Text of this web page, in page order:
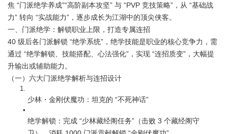
焦 “门派绝学养成”“高阶副本攻坚” 与 “PVP 竞技策略”，从 “基础战
力” 转向 “实战能力”，逐步成长为江湖中的顶尖侠客。
一、门派绝学：解锁职业上限，打造专属连招
40 级后各门派解锁 “绝学系统”，绝学技能是职业的核心竞争力，需
通过 “绝学解锁、技能搭配、心法强化”，实现 “连招质变”，大幅提
升输出或辅助能力。
（一）六大门派绝学解析与连招设计
少林・金刚伏魔功：坦克的 “不死神话”
绝学解锁：完成 “少林藏经阁任务”（击败 3 个藏经阁守